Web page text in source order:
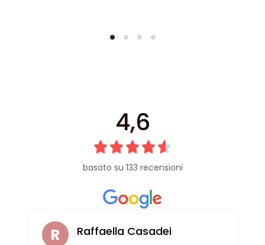
4,6
basato su 133 recensioni
Raffaella Casadei